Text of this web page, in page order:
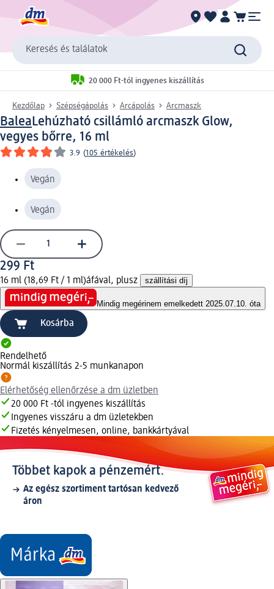
Keresés és találatok
20 000 Ft-tól ingyenes kiszállítás
Kezdőlap Szépségápolás Arcápolás Arcmaszk
BaleaLehúzható csillámló arcmaszk Glow,
vegyes bőrre, 16 ml
3.9 (105 értékelés)
Vegán
Vegán
299 Ft
16 ml (18,69 Ft / 1 ml)áfával, plusz szállítási díj
Mindig megérinem emelkedett 2025.07.10. óta
Kosárba
Rendelhető
Normál kiszállítás 2-5 munkanapon
Elérhetőség ellenőrzése a dm üzletben
20 000 Ft -tól ingyenes kiszállítás
Ingyenes visszáru a dm üzletekben
Fizetés kényelmesen, online, bankkártyával
Többet kapok a pénzemért.
Az egész szortiment tartósan kedvező
áron